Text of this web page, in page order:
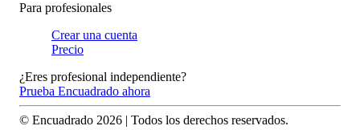
Para profesionales
Crear una cuenta
Precio
¿Eres profesional independiente?
Prueba Encuadrado ahora
© Encuadrado 2026 | Todos los derechos reservados.